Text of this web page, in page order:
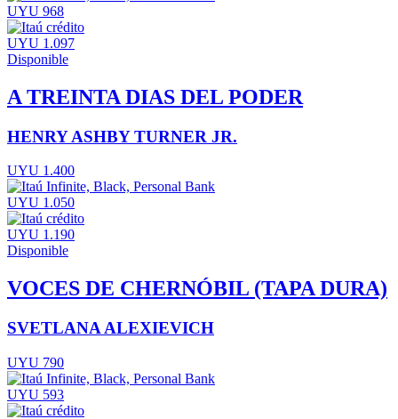
UYU 968
UYU 1.097
Disponible
A TREINTA DIAS DEL PODER
HENRY ASHBY TURNER JR.
UYU 1.400
UYU 1.050
UYU 1.190
Disponible
VOCES DE CHERNÓBIL (TAPA DURA)
SVETLANA ALEXIEVICH
UYU 790
UYU 593